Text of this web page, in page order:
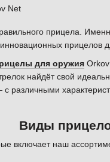
прицела.
прицелов
для оружия
найдёт свой
Виды
включает наш